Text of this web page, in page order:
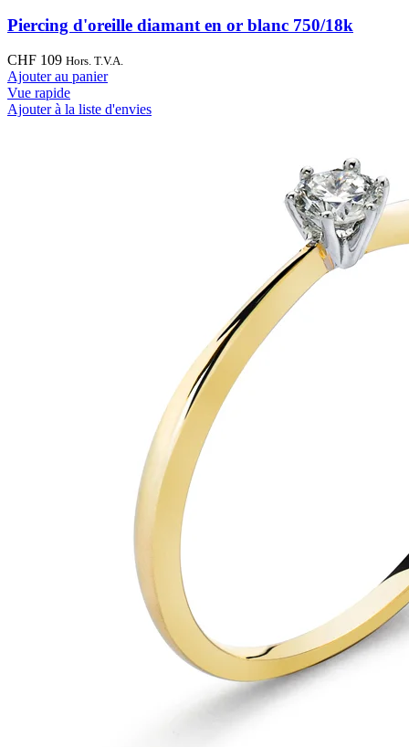
Piercing d'oreille diamant en or blanc 750/18k
CHF 109 Hors. T.V.A.
Ajouter au panier
Vue rapide
Ajouter à la liste d'envies